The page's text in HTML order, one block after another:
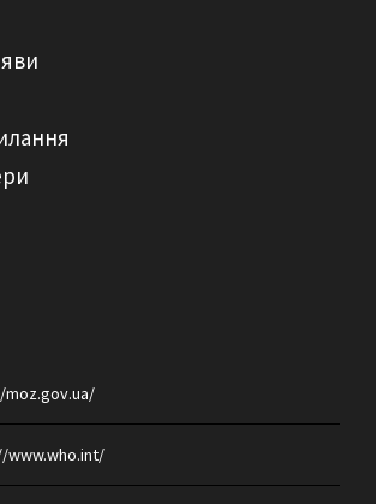
moz.gov.ua/
www.who.int/